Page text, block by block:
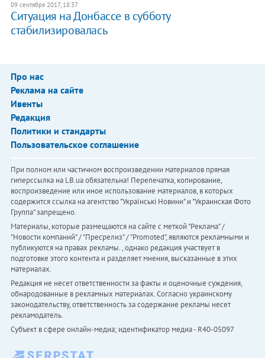
09 сентября 2017, 18:37
Ситуация на Донбассе в субботу
стабилизировалась
Про нас
Реклама на сайте
Ивенты
Редакция
Политики и стандарты
Пользовательское соглашение
При полном или частичном воспроизведении материалов прямая
гиперссылка на LB.ua обязательна! Перепечатка, копирование,
воспроизведение или иное использование материалов, в которых
содержится ссылка на агентство "Українськi Новини" и "Украинская Фото
Группа" запрещено.
Материалы, которые размещаются на сайте с меткой "Реклама" /
"Новости компаний" / "Пресрелиз" / "Promoted", являются рекламными и
публикуются на правах рекламы. , однако редакция участвует в
подготовке этого контента и разделяет мнения, высказанные в этих
материалах.
Редакция не несет ответственности за факты и оценочные суждения,
обнародованные в рекламных материалах. Согласно украинскому
законодательству, ответственность за содержание рекламы несет
рекламодатель.
Субъект в сфере онлайн-медиа; идентификатор медиа - R40-05097